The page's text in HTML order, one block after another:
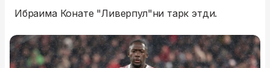
Ибраима Конате "Ливерпул"ни тарк этди.